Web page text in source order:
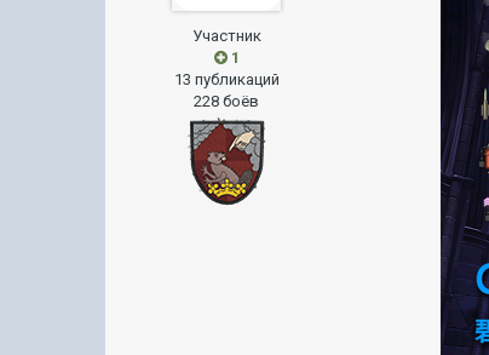
Участник
1
13 публикаций
228 боёв